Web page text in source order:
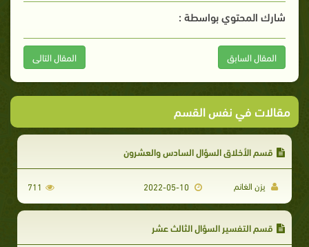
شارك المحتوي بواسطة :
المقال السابق المقال التالى
مقالات في نفس القسم
قسم الأخلاق السؤال السادس والعشرون
يزن الغانم 2022-05-10
711
قسم التفسير السؤال الثالث عشر